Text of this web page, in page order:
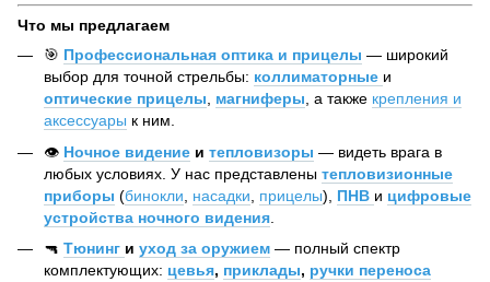
Что мы предлагаем
🎯 Профессиональная оптика и прицелы — широкий
выбор для точной стрельбы: коллиматорные и
оптические прицелы, магниферы, а также крепления и
аксессуары к ним.
👁️ Ночное видение и тепловизоры — видеть врага в
любых условиях. У нас представлены тепловизионные
приборы (бинокли насадки прицелы), ПНВ и цифровые
устройства ночного видения
🔫 Тюнинг и уход за оружием — полный спектр
комплектующих: цевья, приклады, ручки переноса